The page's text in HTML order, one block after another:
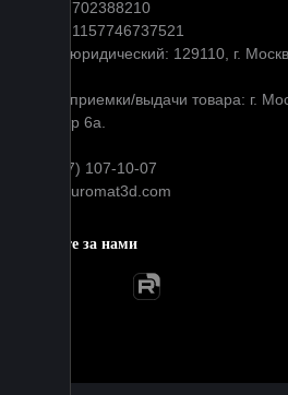
ИНН: 7702388210
ОГРН: 1157746737521
Адрес юридический: 129110, г.
Адрес приемки/выдачи товара: г.
д 35 стр 6а.
+7 (977) 107-10-07
info@euromat3d.com
Следите за нами